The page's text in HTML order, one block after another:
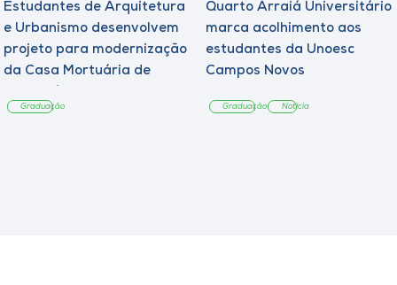
Estudantes de Arquitetura
e Urbanismo desenvolvem
projeto para modernização
da Casa Mortuária de
Graduação
Quarto Arraiá Universitário
marca acolhimento aos
estudantes da Unoesc
Campos Novos
Graduação Notícia